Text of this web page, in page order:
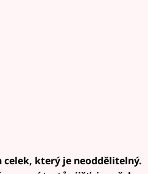
celek, který je neoddělitelný.